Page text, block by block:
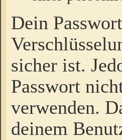
Dein
sicher ist.
Passwort
verwenden.
deinem